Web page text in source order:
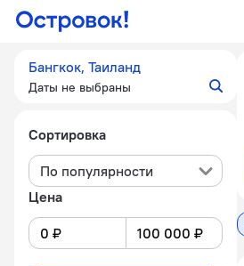
Бангкок, Таиланд
Даты не выбраны
Сортировка
По популярности
Цена